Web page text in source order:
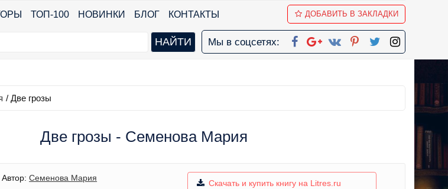
ТОП-100 НОВИНКИ БЛОГ КОНТАКТЫ ДОБАВИТЬ В ЗАКЛАДКИ
Мы в соцсетях:
/ Две грозы
Две грозы - Семенова Мария
Автор: Семенова Мария
Скачать и купить книгу на Litres.ru